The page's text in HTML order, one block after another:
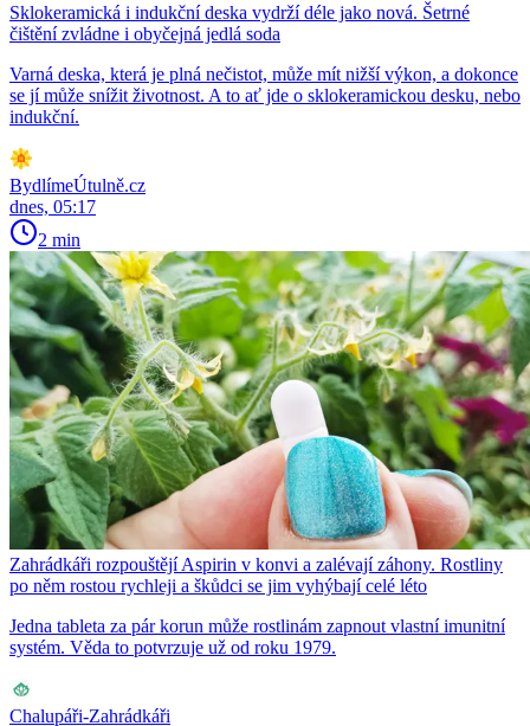
Sklokeramická i indukční deska vydrží déle jako nová. Šetrné
čištění zvládne i obyčejná jedlá soda
Varná deska, která je plná nečistot, může mít nižší výkon, a dokonce
se jí může snížit životnost. A to ať jde o sklokeramickou desku, nebo
indukční.
BydlímeÚtulně.cz
dnes, 05:17
2 min
Zahrádkáři rozpouštějí Aspirin v konvi a zalévají záhony. Rostliny
po něm rostou rychleji a škůdci se jim vyhýbají celé léto
Jedna tableta za pár korun může rostlinám zapnout vlastní imunitní
systém. Věda to potvrzuje už od roku 1979.
Chalupáři-Zahrádkáři